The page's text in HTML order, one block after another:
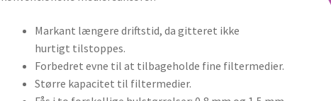
Markant længere driftstid, da gitteret ikke
hurtigt tilstoppes.
Forbedret evne til at tilbageholde fine filtermedier.
Større kapacitet til filtermedier.